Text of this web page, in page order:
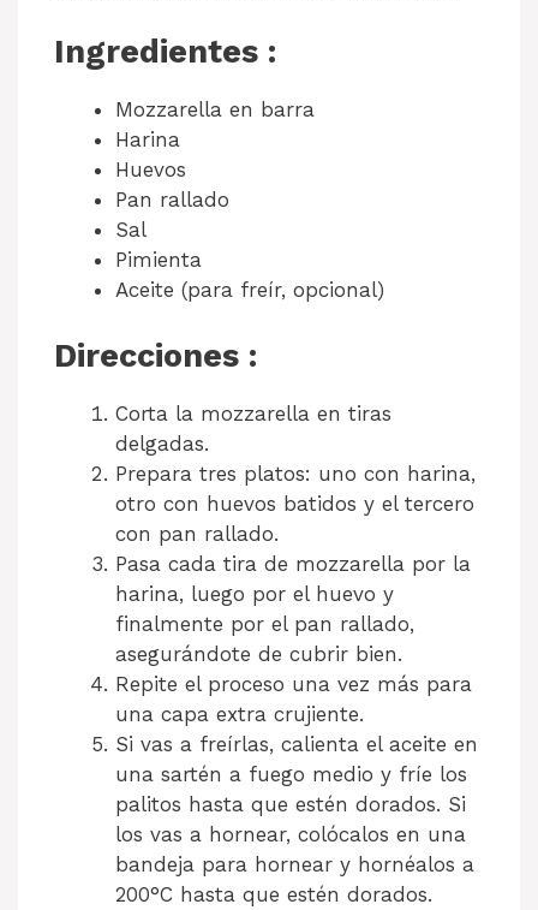
Ingredientes :
Mozzarella en barra
Harina
Huevos
Pan rallado
Sal
Pimienta
Aceite (para freír, opcional)
Direcciones :
Corta la mozzarella en tiras
delgadas.
Prepara tres platos: uno con harina,
otro con huevos batidos y el tercero
con pan rallado.
Pasa cada tira de mozzarella por la
harina, luego por el huevo y
finalmente por el pan rallado,
asegurándote de cubrir bien.
Repite el proceso una vez más para
una capa extra crujiente.
Si vas a freírlas, calienta el aceite en
una sartén a fuego medio y fríe los
palitos hasta que estén dorados. Si
los vas a hornear, colócalos en una
bandeja para hornear y hornéalos a
200°C hasta que estén dorados.